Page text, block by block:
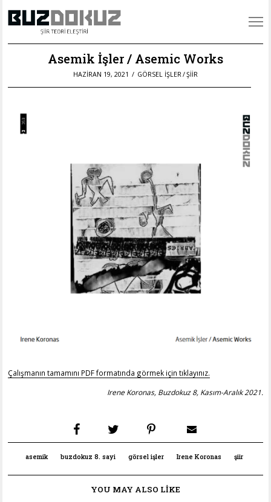
Asemik İşler / Asemic Works
POSTED
HAZIRAN 19, 2021 KASIM
12,
GÖRSEL İŞLER/ŞIIR
Çalışmanın tamamını PDF formatında görmek için tıklayınız.
Irene Koronas, Buzdokuz 8, Kasım-Aralık 2021.
asemik buzdokuz 8. sayi görsel işler Irene Koronas şiir
YOU MAY ALSO LIKE